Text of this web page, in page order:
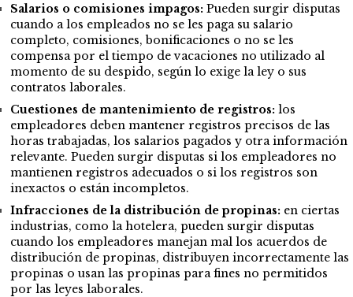
Salarios o comisiones impagos: Pueden surgir disputas
cuando a los empleados no se les paga su salario
completo, comisiones, bonificaciones o no se les
compensa por el tiempo de vacaciones no utilizado al
momento de su despido, según lo exige la ley o sus
contratos laborales.
Cuestiones de mantenimiento de registros: los
empleadores deben mantener registros precisos de las
horas trabajadas, los salarios pagados y otra información
relevante. Pueden surgir disputas si los empleadores no
mantienen registros adecuados o si los registros son
inexactos o están incompletos.
Infracciones de la distribución de propinas: en ciertas
industrias, como la hotelera, pueden surgir disputas
cuando los empleadores manejan mal los acuerdos de
distribución de propinas, distribuyen incorrectamente las
propinas o usan las propinas para fines no permitidos
por las leyes laborales.